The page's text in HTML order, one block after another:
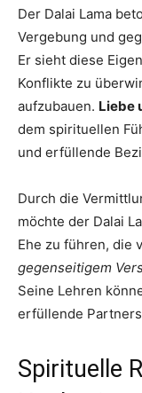
Der Dalai Lama
Vergebung und
Er sieht diese
Konflikte zu
aufzubauen. Liebe
dem spirituellen
und erfüllende
Durch die
möchte der Dalai
Ehe zu führen, die
gegenseitigem
Seine Lehren
erfüllende
Spirituelle